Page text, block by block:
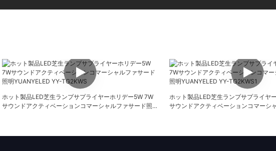
ホット製品LED芝生ランプサプライヤーホリデー5W 7W
サウンドアクティベーションコマーシャルファサード照明
ホット製品LED芝生ランプサプライヤ
サウンドアクティベーションコマーシ